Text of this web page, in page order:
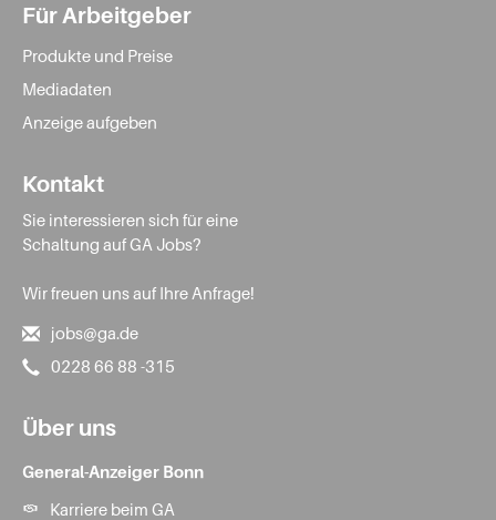
Für Arbeitgeber
Produkte und Preise
Mediadaten
Anzeige aufgeben
Kontakt
Sie interessieren sich für eine
Schaltung auf GA Jobs?
Wir freuen uns auf Ihre Anfrage!
jobs@ga.de
0228 66 88 -315
Über uns
General-Anzeiger Bonn
Karriere beim GA